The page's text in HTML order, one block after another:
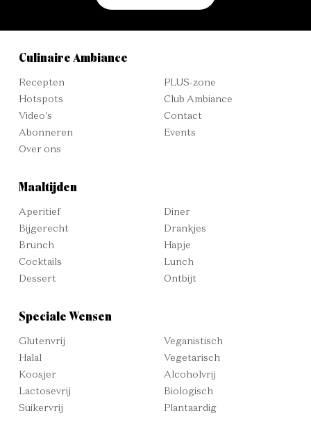
Culinaire Ambiance
Recepten
Hotspots
Video's
Abonneren
Over ons
PLUS-zone
Club Ambiance
Contact
Events
Maaltijden
Aperitief
Bijgerecht
Brunch
Cocktails
Dessert
Diner
Drankjes
Hapje
Lunch
Ontbijt
Speciale Wensen
Glutenvrij
Halal
Koosjer
Lactosevrij
Suikervrij
Veganistisch
Vegetarisch
Alcoholvrij
Biologisch
Plantaardig